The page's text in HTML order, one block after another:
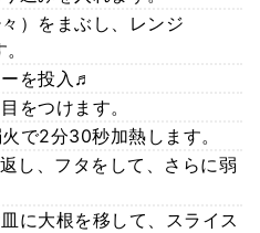
）をまぶし、レンジ
を投入♬
をつけます。
で2分30秒加熱します。
し、フタをして、さらに弱
に大根を移して、スライス